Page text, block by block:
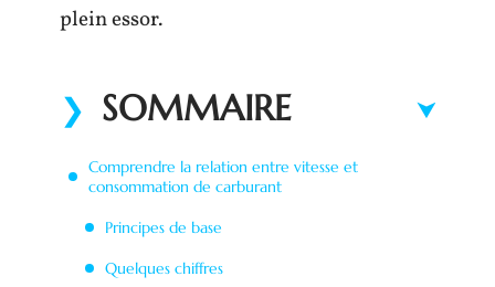
plein essor.
SOMMAIRE
Comprendre la relation entre vitesse et
consommation de carburant
Principes de base
Quelques chiffres